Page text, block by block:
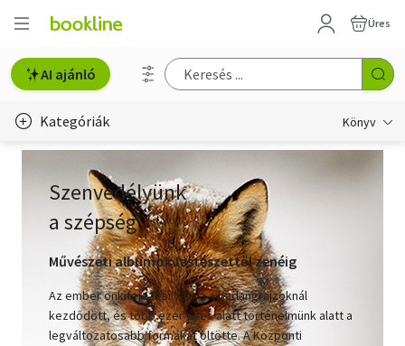
Üres
AI ajánló
Kategóriák Könyv
Erotika
Gyermek- és ifjúsági
Hobbi, szabadidő
Irodalom
Szenvedélyünk
a szépség
Művészeti albumok festészettől zenéig
Az ember önkifejezési vágya a barlangrajzoknál
kezdődött, és több ezer éves alatt történelmünk alatt a
legváltozatosabb formákat öltötte. A Központi